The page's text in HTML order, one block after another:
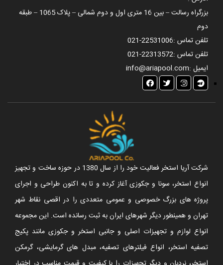
بزرگراه رسالت – بین 16 متری اول و دوم شمالی – پلاک 1065 – طبقه
دوم
تلفن تماس :021-22531006
تلفن تماس :021-22313572
ایمیل :info@ariapool.com
شرکت آریا استخر فعالیت خود را از سال 1380 در حوزه ساخت و تجهیز
انواع استخر، سونا و جکوزی آغاز کرده و تا به اکنون طراحی و اجرای
پروژه های بزرگ خصوصی و عمومی متعددی را در اقصی نقاط شهر
تهران و همینطور دیگر شهرهای ایران به ثبت رسانده است. این مجموعه
انواع لوازم و تجهیزات اصلی و جانبی استخر و جکوزی مانند پکیج
تصفیه استخر، انواع فیلترهای تصفیه، مبدل های گرمایشی، گرمکن